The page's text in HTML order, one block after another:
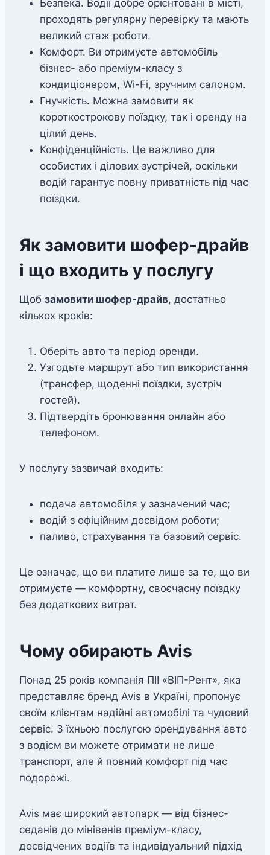
Безпека. Водiї добре орієнтовані в місті,
проходять регулярну перевірку та мають
великий стаж роботи.
Комфорт. Ви отримуєте автомобіль
бізнес- або преміум-класу з
кондиціонером, Wi-Fi, зручним салоном.
Гнучкість. Можна замовити як
короткострокову поїздку, так і оренду на
цілий день.
Конфіденційність. Це важливо для
особистих і ділових зустрічей, оскільки
водій гарантує повну приватність під час
поїздки.
Як замовити шофер-драйв
і що входить y послугу
Щоб замовити шофер-драйв, достатньо
кількох кроків:
Оберіть авто та період оренди.
Узгодьте маршрут або тип використання
(трансфер, щоденні поїздки, зустріч
гостей).
Підтвердіть бронювання онлайн або
телефоном.
У послугу зазвичай входить:
подача автомобіля у зазначений час;
водій з офіційним досвідом роботи;
паливо, страхування та базовий сервіс.
Це означає, що ви платите лише за те, що ви
отримуєте — комфортну, своєчасну поїздку
без додаткових витрат.
Чому обирають Avis
Понад 25 років компанія ПІІ «ВІП-Рент», яка
представляє бренд Avis в Україні, пропонує
своїм клієнтам надійні автомобілі та чудовий
сервіс. З їхньою послугою орендування авто
з водієм ви можете отримати не лише
транспорт, але й повний комфорт під час
подорожі.
Avis має широкий автопарк — від бізнес-
седанів до мінівенів преміум-класу,
досвідчених водіїв та індивідуальний підхід